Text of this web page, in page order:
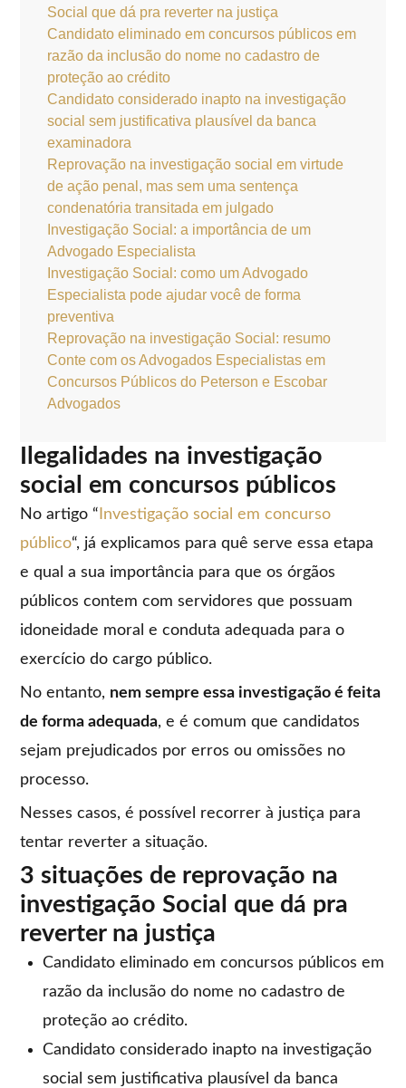
Social que dá pra reverter na justiça
Candidato eliminado em concursos públicos em
razão da inclusão do nome no cadastro de
proteção ao crédito
Candidato considerado inapto na investigação
social sem justificativa plausível da banca
examinadora
Reprovação na investigação social em virtude
de ação penal, mas sem uma sentença
condenatória transitada em julgado
Investigação Social: a importância de um
Advogado Especialista
Investigação Social: como um Advogado
Especialista pode ajudar você de forma
preventiva
Reprovação na investigação Social: resumo
Conte com os Advogados Especialistas em
Concursos Públicos do Peterson e Escobar
Advogados
Ilegalidades na investigação
social em concursos públicos
No artigo “ Investigação social em concurso
público“, já explicamos para quê serve essa etapa
e qual a sua importância para que os órgãos
públicos contem com servidores que possuam
idoneidade moral e conduta adequada para o
exercício do cargo público.
No entanto, nem sempre essa investigação é feita
de forma adequada, e é comum que candidatos
sejam prejudicados por erros ou omissões no
processo.
Nesses casos, é possível recorrer à justiça para
tentar reverter a situação.
3 situações de reprovação na
investigação Social que dá pra
reverter na justiça
Candidato eliminado em concursos públicos em
razão da inclusão do nome no cadastro de
proteção ao crédito.
Candidato considerado inapto na investigação
social sem justificativa plausível da banca